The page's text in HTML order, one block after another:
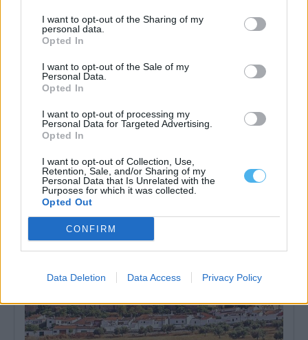
I want to opt-out of the Sharing of my
personal data.
Opted In
I want to opt-out of the Sale of my
Personal Data.
Opted In
I want to opt-out of processing my
Personal Data for Targeted Advertising.
Opted In
I want to opt-out of Collection, Use,
Retention, Sale, and/or Sharing of my
Personal Data that Is Unrelated with the
Purposes for which it was collected.
Opted Out
CONFIRM
Data Deletion Data Access Privacy Policy
Os Relíquia lançam segundo single original “Outra Viagem” a 19
de junho
Os Relíquia lançam, no dia 19 de junho, o segundo single original
da sua...
18 Junho, 2026 - 11:40